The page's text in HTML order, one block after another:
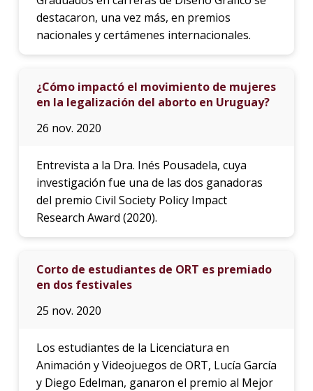
destacaron, una vez más, en premios
nacionales y certámenes internacionales.
¿Cómo impactó el movimiento de mujeres
en la legalización del aborto en Uruguay?
26 nov. 2020
Entrevista a la Dra. Inés Pousadela, cuya
investigación fue una de las dos ganadoras
del premio Civil Society Policy Impact
Research Award (2020).
Corto de estudiantes de ORT es premiado
en dos festivales
25 nov. 2020
Los estudiantes de la Licenciatura en
Animación y Videojuegos de ORT, Lucía García
y Diego Edelman, ganaron el premio al Mejor